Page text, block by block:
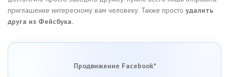
приглашение интересному вам человеку. Также просто удалить
друга из Фейсбука.
Продвижение Facebook*